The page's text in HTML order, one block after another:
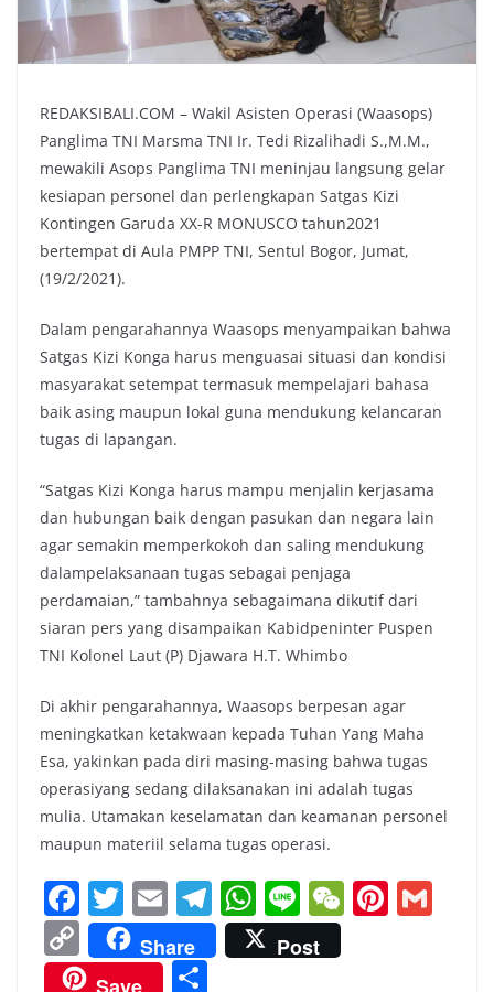
REDAKSIBALI.COM – Wakil Asisten Operasi (Waasops)
Panglima TNI Marsma TNI Ir. Tedi Rizalihadi S.,M.M.,
mewakili Asops Panglima TNI meninjau langsung gelar
kesiapan personel dan perlengkapan Satgas Kizi
Kontingen Garuda XX-R MONUSCO tahun2021
bertempat di Aula PMPP TNI, Sentul Bogor, Jumat,
(19/2/2021).
Dalam pengarahannya Waasops menyampaikan bahwa
Satgas Kizi Konga harus menguasai situasi dan kondisi
masyarakat setempat termasuk mempelajari bahasa
baik asing maupun lokal guna mendukung kelancaran
tugas di lapangan.
“Satgas Kizi Konga harus mampu menjalin kerjasama
dan hubungan baik dengan pasukan dan negara lain
agar semakin memperkokoh dan saling mendukung
dalampelaksanaan tugas sebagai penjaga
perdamaian,” tambahnya sebagaimana dikutif dari
siaran pers yang disampaikan Kabidpeninter Puspen
TNI Kolonel Laut (P) Djawara H.T. Whimbo
Di akhir pengarahannya, Waasops berpesan agar
meningkatkan ketakwaan kepada Tuhan Yang Maha
Esa, yakinkan pada diri masing-masing bahwa tugas
operasiyang sedang dilaksanakan ini adalah tugas
mulia. Utamakan keselamatan dan keamanan personel
maupun materiil selama tugas operasi.
F
a
c
T
w
itt
E
m
ai
T
el
e
W
h
at
Li
n
e
W Pi
C
o
Share
Post